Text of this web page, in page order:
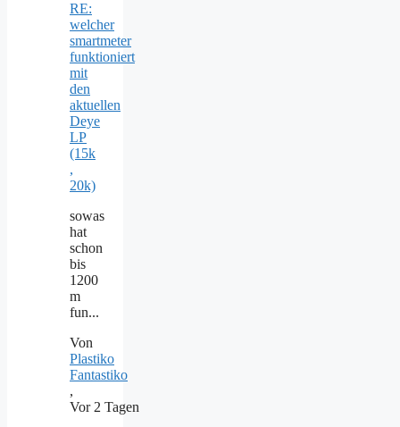
RE:
welcher
smartmeter
funktioniert
mit
den
aktuellen
Deye
LP
(15k
,
20k)
sowas
hat
schon
bis
1200
m
fun...
Von
Plastiko
Fantastiko
,
Vor 2 Tagen